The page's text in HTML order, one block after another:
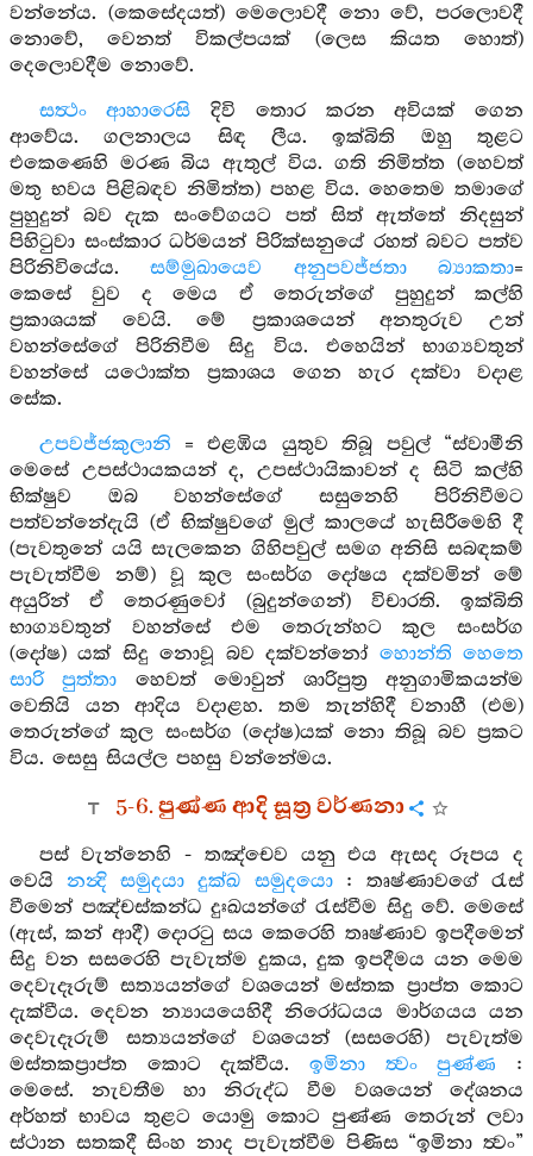
වන්නේය. (කෙසේදයත්) මෙලොවදී නො වේ, පරලොවදී
නොවේ, වෙනත් විකල්පයක් (ලෙස කියත හොත්)
දෙලොවදීම නොවේ.
සත්‍ථං ආහාරෙසි දිවි තොර කරන අවියක් ගෙන
ආවේය. ගලනාලය සිඳ ලීය. ඉක්බිති ඔහු තුළට
එකෙණෙහි මරණ බිය ඇතුල් විය. ගති නිමිත්ත (හෙවත්
මතු භවය පිළිබඳව නිමිත්ත) පහළ විය. හෙතෙම තමාගේ
පුහුදුන් බව දැක සංවේගයට පත් සිත් ඇත්තේ නිදසුන්
පිහිටුවා සංස්කාර ධර්මයන් පිරික්සනුයේ රහත් බවට පත්ව
පිරිනිවියේය.සම්මුඛායෙව අනුපවජ්ජතා බ්‍යාකතා=
කෙසේ වුව ද මෙය ඒ තෙරුන්ගේ පුහුදුන් කල්හි
ප්‍රකාශයක් වෙයි. මේ ප්‍රකාශයෙන් අනතුරුව උන්
වහන්සේගේ පිරිනිවීම සිදු විය. එහෙයින් භාග්‍යවතුන්
වහන්සේ යථොක්ත ප්‍රකාශය ගෙන හැර දක්වා වදාළ
සේක.
උපවජ්ජකුලානි = එළඹිය යුතුව තිබූ පවුල් “ස්වාමීනි
මෙසේ උපස්ථායකයන් ද, උපස්ථායිකාවන් ද සිටි කල්හි
භික්ෂුව ඔබ වහන්සේගේ සසුනෙහි පිරිනිවීමට
පත්වන්නේදැයි (ඒ භික්ෂුවගේ මුල් කාලයේ හැසිරීමෙහි දී
(පැවතුනේ යයි සැලකෙන ගිහිපවුල් සමග අනිසි සබඳකම්
පැවැත්වීම නම්) වූ කුල සංසර්ග දෝෂය දක්වමින් මේ
අයුරින් ඒ තෙරණුවෝ (බුදුන්ගෙන්) විචාරති. ඉක්බිති
භාග්‍යවතුන් වහන්සේ එම තෙරුන්හට කුල සංසර්ග
(දෝෂ) යක් සිදු නොවූ බව දක්වන්නෝ හොන්ති හෙතෙ
සාරි පුත්තා හෙවත් මොවුන් ශාරිපුත්‍ර අනුගාමිකයන්ම
වෙතියි යන ආදිය වදාළහ. තම තැන්හිදී වනාහී (එම)
තෙරුන්ගේ කුල සංසර්ග (දෝෂ)යක් නො තිබූ බව ප්‍රකට
විය. සෙසු සියල්ල පහසු වන්නේමය.
5-6. පුණ්ණ ආදි සූත්‍ර වර්ණනා
පස් වැන්නෙහි - තඤ්චෙව යනු එය ඇසද රූපය ද
වෙයිනන්‍දි සමුදයා දුක්ඛ සමුදයො: තෘෂ්ණාවගේ රැස්
වීමෙන් පඤ්චස්කන්ධ දුඃඛයන්ගේ රැස්වීම සිදු වේ. මෙසේ
(ඇස්, කන් ආදී) දොරටු සය කෙරෙහි තෘෂ්ණාව ඉපදීමෙන්
සිදු වන සසරෙහි පැවැත්ම දුකය, දුක ඉපදීමය යන මෙම
දෙවැදෑරුම් සත්‍යයන්ගේ වශයෙන් මස්තක ප්‍රාප්ත කොට
දැක්වීය. දෙවන න්‍යායයෙහිදී නිරෝධයය මාර්ගයය යන
දෙවැදෑරුම් සත්‍යයන්ගේ වශයෙන් (සසරෙහි) පැවැත්ම
මස්තකප්‍රාප්ත කොට දැක්වීය. ඉමිනා ත්‍වං පුණ්ණ :
මෙසේ. නැවතීම හා නිරුද්ධ වීම වශයෙන් දේශනය
අර්හත් භාවය තුළට යොමු කොට පුණ්ණ තෙරුන් ලවා
ස්ථාන සතකදී සිංහ නාද පැවැත්වීම පිණිස “ඉමිනා ත්‍වං”